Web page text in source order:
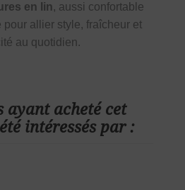
en lin, aussi confortable
pour allier style, fraîcheur et
au quotidien.
ayant acheté cet
intéressés par :